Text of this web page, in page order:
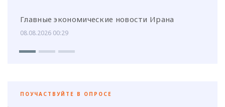
Главные экономические новости Ирана
08.08.2026 00:29
ПОУЧАСТВУЙТЕ В ОПРОСЕ